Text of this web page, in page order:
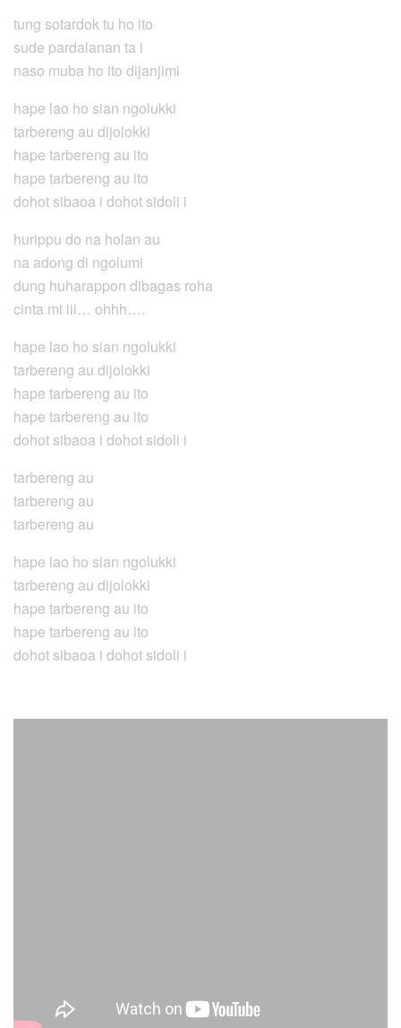
tung sotardok tu ho ito
sude pardalanan ta i
naso muba ho ito dijanjimi
hape lao ho sian ngolukki
tarbereng au dijolokki
hape tarbereng au ito
hape tarbereng au ito
dohot sibaoa i dohot sidoli i
hurippu do na holan au
na adong di ngolumi
dung huharappon dibagas roha
cinta mi iii… ohhh….
hape lao ho sian ngolukki
tarbereng au dijolokki
hape tarbereng au ito
hape tarbereng au ito
dohot sibaoa i dohot sidoli i
tarbereng au
tarbereng au
tarbereng au
hape lao ho sian ngolukki
tarbereng au dijolokki
hape tarbereng au ito
hape tarbereng au ito
dohot sibaoa i dohot sidoli i